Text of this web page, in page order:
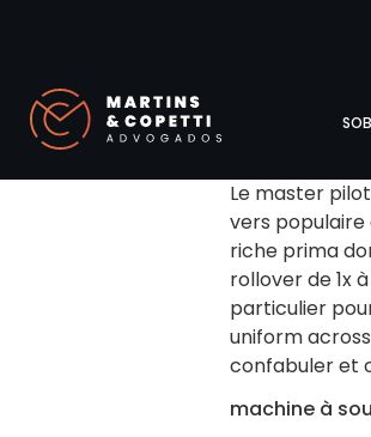
Le master
vers
riche prima
rollover de 1x
particulier
uniform
confabuler et
machine à